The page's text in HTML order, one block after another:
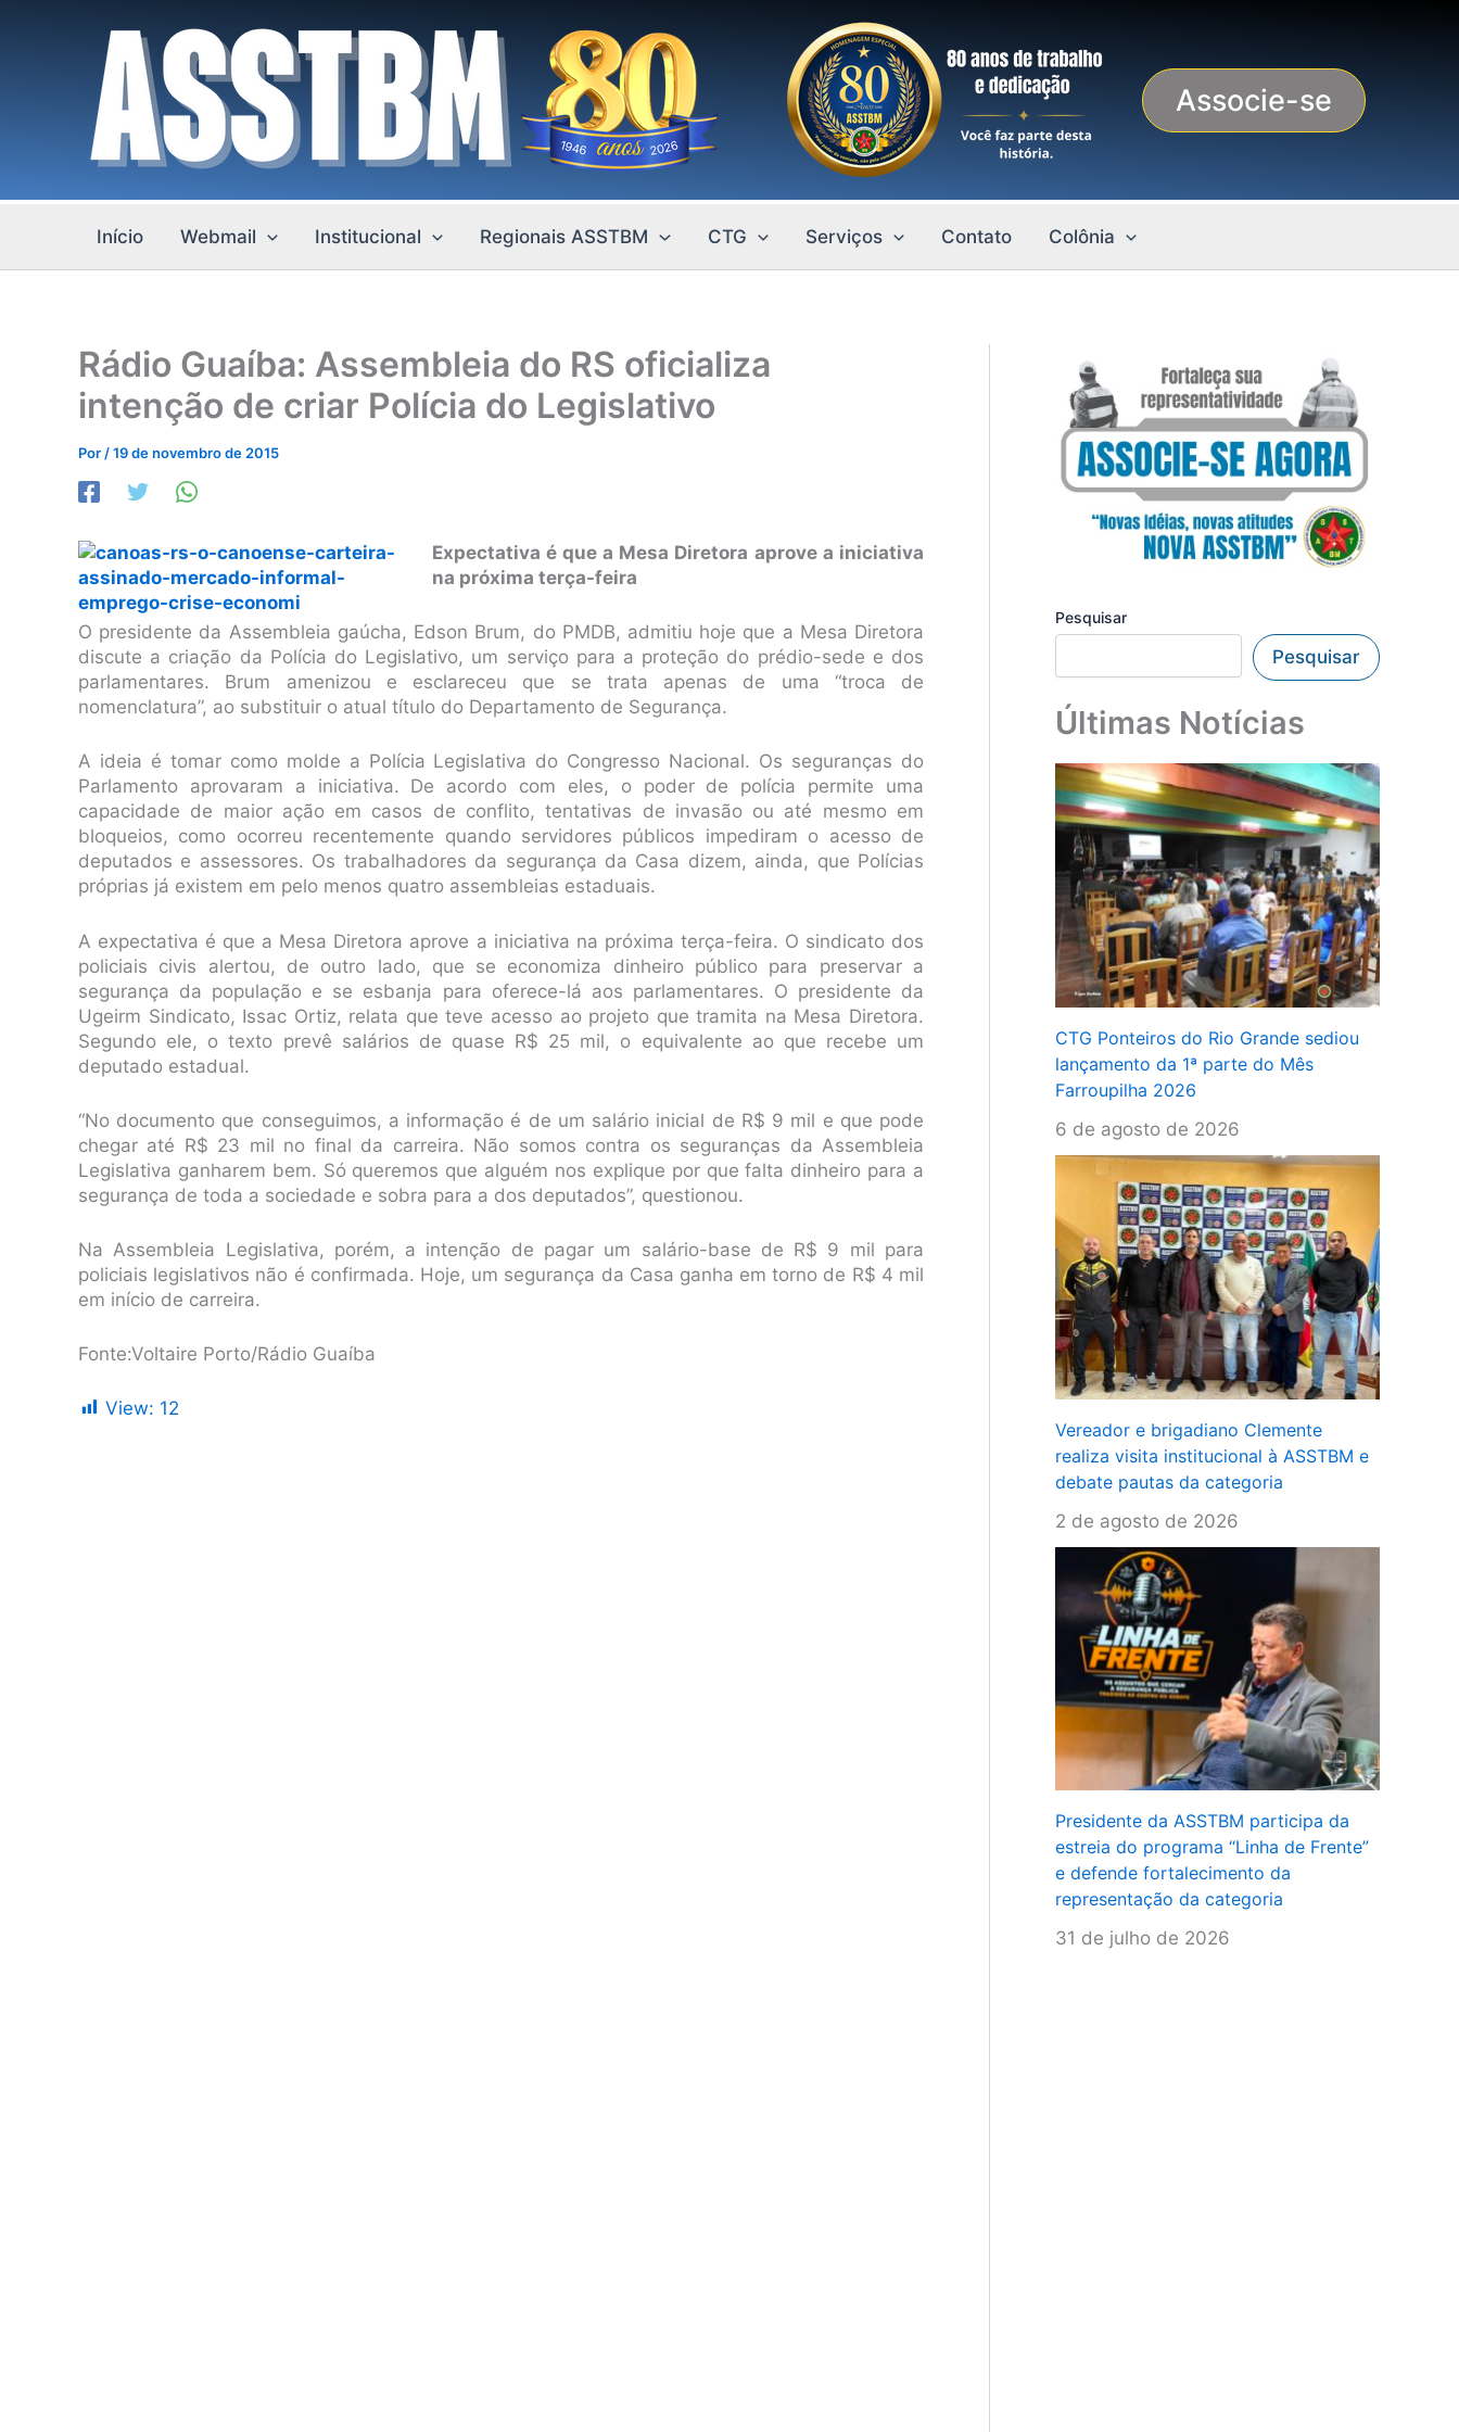
Associe-se
Início Webmail Institucional Regionais ASSTBM CTG Serviços Contato Colônia
Rádio Guaíba: Assembleia do RS oficializa
intenção de criar Polícia do Legislativo
Por /19 de novembro de 2015
Expectativa é que a Mesa Diretora aprove a iniciativa
na próxima terça-feira
O presidente da Assembleia gaúcha, Edson Brum, do PMDB, admitiu hoje que a Mesa Diretora
discute a criação da Polícia do Legislativo, um serviço para a proteção do prédio-sede e dos
parlamentares. Brum amenizou e esclareceu que se trata apenas de uma “troca de
nomenclatura”, ao substituir o atual título do Departamento de Segurança.
A ideia é tomar como molde a Polícia Legislativa do Congresso Nacional. Os seguranças do
Parlamento aprovaram a iniciativa. De acordo com eles, o poder de polícia permite uma
capacidade de maior ação em casos de conflito, tentativas de invasão ou até mesmo em
bloqueios, como ocorreu recentemente quando servidores públicos impediram o acesso de
deputados e assessores. Os trabalhadores da segurança da Casa dizem, ainda, que Polícias
próprias já existem em pelo menos quatro assembleias estaduais.
A expectativa é que a Mesa Diretora aprove a iniciativa na próxima terça-feira. O sindicato dos
policiais civis alertou, de outro lado, que se economiza dinheiro público para preservar a
segurança da população e se esbanja para oferece-lá aos parlamentares. O presidente da
Ugeirm Sindicato, Issac Ortiz, relata que teve acesso ao projeto que tramita na Mesa Diretora.
Segundo ele, o texto prevê salários de quase R$ 25 mil, o equivalente ao que recebe um
deputado estadual.
“No documento que conseguimos, a informação é de um salário inicial de R$ 9 mil e que pode
chegar até R$ 23 mil no final da carreira. Não somos contra os seguranças da Assembleia
Legislativa ganharem bem. Só queremos que alguém nos explique por que falta dinheiro para a
segurança de toda a sociedade e sobra para a dos deputados”, questionou.
Na Assembleia Legislativa, porém, a intenção de pagar um salário-base de R$ 9 mil para
policiais legislativos não é confirmada. Hoje, um segurança da Casa ganha em torno de R$ 4 mil
em início de carreira.
Fonte:Voltaire Porto/Rádio Guaíba
View: 12
Pesquisar
Pesquisar
Últimas Notícias
CTG Ponteiros do Rio Grande sediou
lançamento da 1ª parte do Mês
Farroupilha 2026
6 de agosto de 2026
Vereador e brigadiano Clemente
realiza visita institucional à ASSTBM e
debate pautas da categoria
2 de agosto de 2026
Presidente da ASSTBM participa da
estreia do programa “Linha de Frente”
e defende fortalecimento da
representação da categoria
31 de julho de 2026